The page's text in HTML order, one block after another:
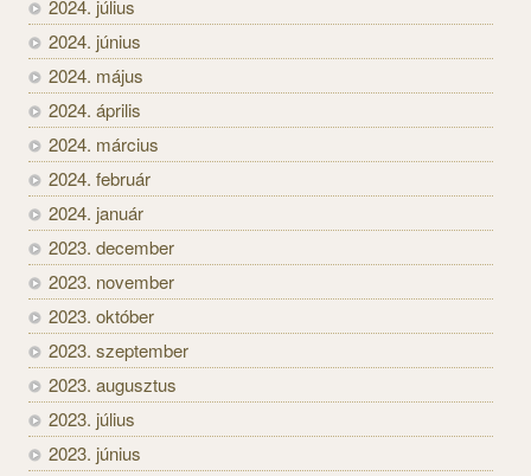
2024. július
2024. június
2024. május
2024. április
2024. március
2024. február
2024. január
2023. december
2023. november
2023. október
2023. szeptember
2023. augusztus
2023. július
2023. június